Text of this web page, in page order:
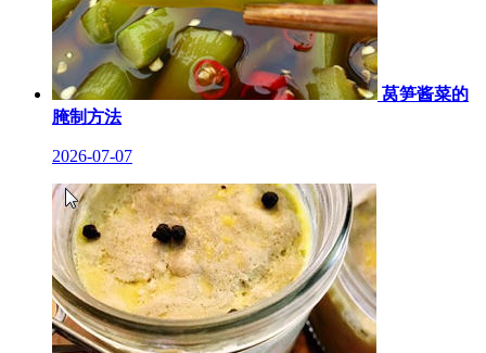
莴笋酱菜的
腌制方法
2026-07-07